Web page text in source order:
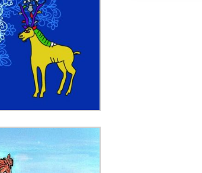
Warszawy ...
Pi ...
Po zmianie prezes ...
premiera Litwy. Gintautas Paluckas odchodz ...
Gazy. Irlandczycy wystąpią na Off ...
spod „Parasola” ... Z boisk na barykady ...
nowa part ...